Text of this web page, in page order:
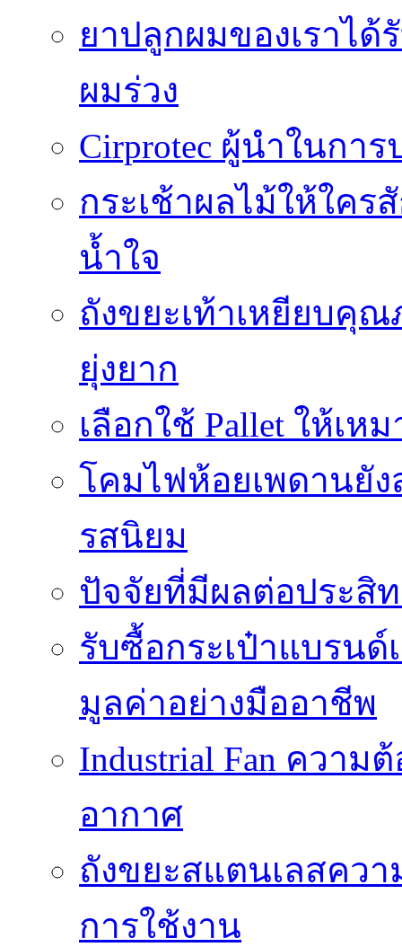
ยาปลูกผมของเราไ
ผมร่วง
Cirprotec ผู้นำในกา
กระเช้าผลไม้ให้ใคร
น้ำใจ
ถังขยะเท้าเหยียบคุ
ยุ่งยาก
เลือกใช้ Pallet ให้เ
โคมไฟห้อยเพดานยั
รสนิยม
ปัจจัยที่มีผลต่อประสิ
รับซื้อกระเป๋าแบรนด์
มูลค่าอย่างมืออาชีพ
Industrial Fan ควา
อากาศ
ถังขยะสแตนเลสคว
การใช้งาน